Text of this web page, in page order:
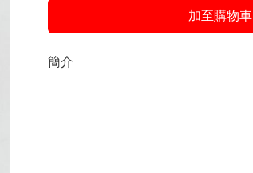
加至購物車
簡介